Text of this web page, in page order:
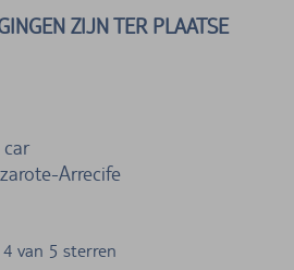
ZIJN TER PLAATSE
Arrecife
4 van 5 sterren